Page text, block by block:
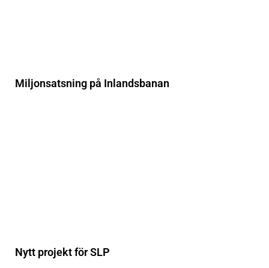
Miljonsatsning på Inlandsbanan
Nytt projekt för SLP